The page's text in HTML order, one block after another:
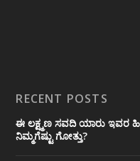
RECENT POSTS
ಈ ಲಕ್ಷ್ಮಣ ಸವದಿ ಯಾರು ಇವರ
ನಿಮ್ಮಗೆಷ್ಟು ಗೋತ್ತು?